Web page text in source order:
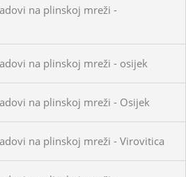
na plinskoj mreži -
na plinskoj mreži - osijek
na plinskoj mreži - Osijek
na plinskoj mreži - Virovitica